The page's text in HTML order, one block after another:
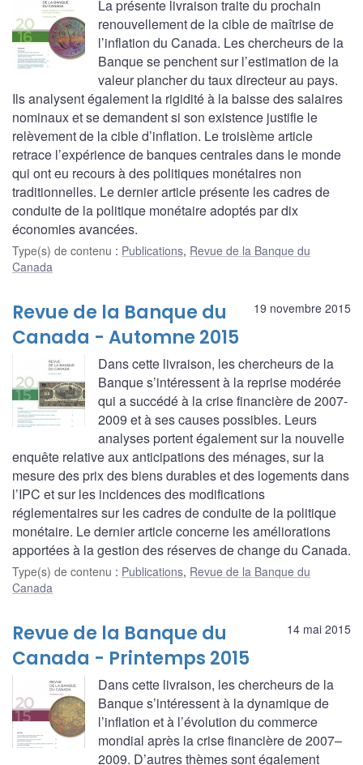
La présente livraison traite du prochain
renouvellement de la cible de maîtrise de
l’inflation du Canada. Les chercheurs de la
Banque se penchent sur l’estimation de la
valeur plancher du taux directeur au pays.
Ils analysent également la rigidité à la baisse des salaires
nominaux et se demandent si son existence justifie le
relèvement de la cible d’inflation. Le troisième article
retrace l’expérience de banques centrales dans le monde
qui ont eu recours à des politiques monétaires non
traditionnelles. Le dernier article présente les cadres de
conduite de la politique monétaire adoptés par dix
économies avancées.
Type(s) de contenu : Publications, Revue de la Banque du
Canada
19 novembre 2015
Revue de la Banque du
Canada - Automne 2015
Dans cette livraison, les chercheurs de la
Banque s’intéressent à la reprise modérée
qui a succédé à la crise financière de 2007-
2009 et à ses causes possibles. Leurs
analyses portent également sur la nouvelle
enquête relative aux anticipations des ménages, sur la
mesure des prix des biens durables et des logements dans
l’IPC et sur les incidences des modifications
réglementaires sur les cadres de conduite de la politique
monétaire. Le dernier article concerne les améliorations
apportées à la gestion des réserves de change du Canada.
Type(s) de contenu : Publications, Revue de la Banque du
Canada
14 mai 2015
Revue de la Banque du
Canada - Printemps 2015
Dans cette livraison, les chercheurs de la
Banque s’intéressent à la dynamique de
l’inflation et à l’évolution du commerce
mondial après la crise financière de 2007–
2009. D’autres thèmes sont également